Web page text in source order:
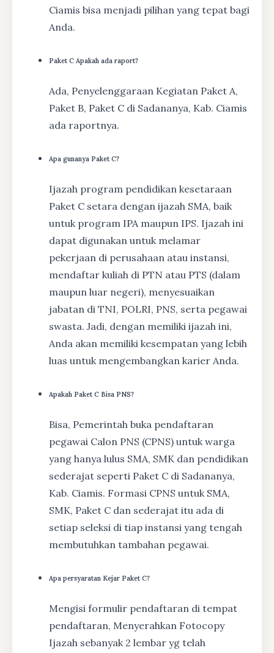
Ciamis bisa menjadi pilihan yang tepat bagi
Anda.
Paket C Apakah ada raport?
Ada, Penyelenggaraan Kegiatan Paket A,
Paket B, Paket C di Sadananya, Kab. Ciamis
ada raportnya.
Apa gunanya Paket C?
Ijazah program pendidikan kesetaraan
Paket C setara dengan ijazah SMA, baik
untuk program IPA maupun IPS. Ijazah ini
dapat digunakan untuk melamar
pekerjaan di perusahaan atau instansi,
mendaftar kuliah di PTN atau PTS (dalam
maupun luar negeri), menyesuaikan
jabatan di TNI, POLRI, PNS, serta pegawai
swasta. Jadi, dengan memiliki ijazah ini,
Anda akan memiliki kesempatan yang lebih
luas untuk mengembangkan karier Anda.
Apakah Paket C Bisa PNS?
Bisa, Pemerintah buka pendaftaran
pegawai Calon PNS (CPNS) untuk warga
yang hanya lulus SMA, SMK dan pendidikan
sederajat seperti Paket C di Sadananya,
Kab. Ciamis. Formasi CPNS untuk SMA,
SMK, Paket C dan sederajat itu ada di
setiap seleksi di tiap instansi yang tengah
membutuhkan tambahan pegawai.
Apa persyaratan Kejar Paket C?
Mengisi formulir pendaftaran di tempat
pendaftaran, Menyerahkan Fotocopy
Ijazah sebanyak 2 lembar yg telah